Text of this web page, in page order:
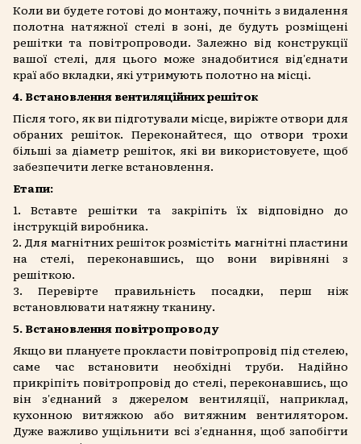
Коли ви будете готові до монтажу, почніть з видалення
полотна натяжної стелі в зоні, де будуть розміщені
решітки та повітропроводи. Залежно від конструкції
вашої стелі, для цього може знадобитися від'єднати
краї або вкладки, які утримують полотно на місці.
4. Встановлення вентиляційних решіток
Після того, як ви підготували місце, виріжте отвори для
обраних решіток. Переконайтеся, що отвори трохи
більші за діаметр решіток, які ви використовуєте, щоб
забезпечити легке встановлення.
Етапи:
1. Вставте решітки та закріпіть їх відповідно до
інструкцій виробника.
2. Для магнітних решіток розмістіть магнітні пластини
на стелі, переконавшись, що вони вирівняні з
решіткою.
3. Перевірте правильність посадки, перш ніж
встановлювати натяжну тканину.
5. Встановлення повітропроводу
Якщо ви плануєте прокласти повітропровід під стелею,
саме час встановити необхідні труби. Надійно
прикріпіть повітропровід до стелі, переконавшись, що
він з'єднаний з джерелом вентиляції, наприклад,
кухонною витяжкою або витяжним вентилятором.
Дуже важливо ущільнити всі з'єднання, щоб запобігти